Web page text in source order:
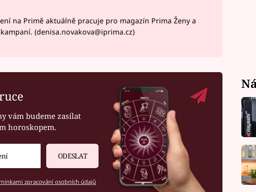
na Primě aktuálně pracuje pro magazín Prima Ženy a
(denisa.novakova@iprima.cz)
vám budeme zasílat
horoskopem.
ODESLAT
zpracování osobních údajů